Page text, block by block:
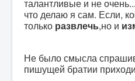
талантливые и не
что делаю я сам. Если,
только развлечь,но и
Не было смысла
пишущей братии